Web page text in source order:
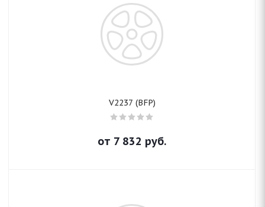
V2237 (BFP)
от 7 832 руб.